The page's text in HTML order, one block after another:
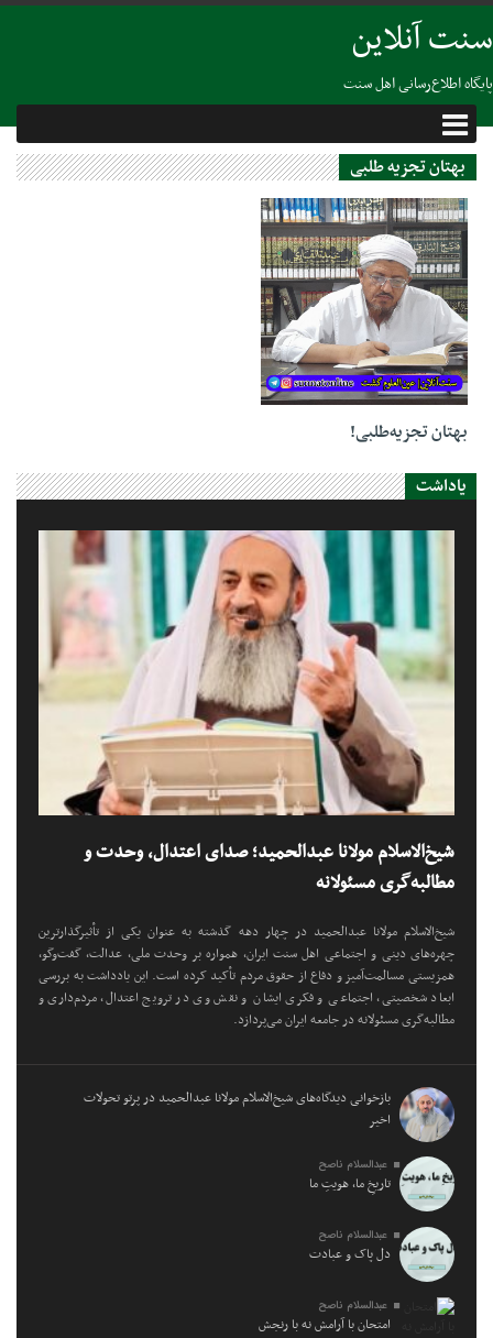
سنت آنلاین
پایگاه اطلاع‌رسانی اهل سنت
بهتان تجزیه طلبی
07 نوامبر 2022
بهتان تجزیه‌طلبی!
یاداشت
شیخ‌الاسلام مولانا عبدالحمید؛ صدای اعتدال، وحدت و
مطالبه‌گری مسئولانه
شیخ‌الاسلام مولانا عبدالحمید در چهار دهه گذشته به عنوان یکی از تأثیرگذارترین
چهره‌های دینی و اجتماعی اهل سنت ایران، همواره بر وحدت ملی، عدالت، گفت‌وگو،
همزیستی مسالمت‌آمیز و دفاع از حقوق مردم تأکید کرده است. این یادداشت به بررسی
ابعاد شخصیتی، اجتماعی و فکری ایشان و نقش وی در ترویج اعتدال، مردم‌داری و
مطالبه‌گری مسئولانه در جامعه ایران می‌پردازد.
بازخوانی دیدگاه‌های شیخ‌الاسلام مولانا عبدالحمید در پرتو تحولات
اخیر
عبدالسلام ناصح
تاریخِ ما، هویتِ ما
عبدالسلام ناصح
دل پاک و عبادت
عبدالسلام ناصح
امتحان با آرامش نه با رنجش